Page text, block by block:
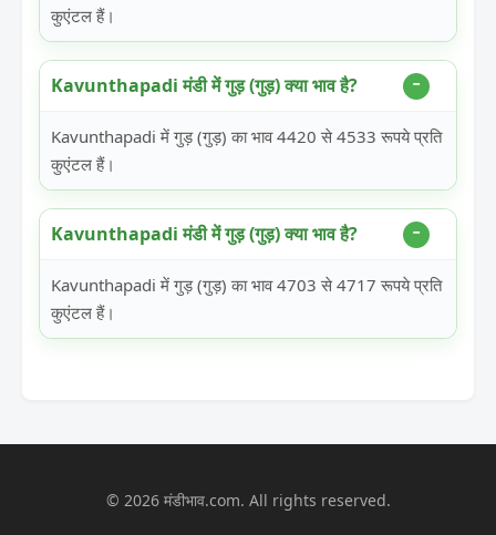
कुएंटल हैं।
Kavunthapadi मंडी में गुड़ (गुड़) क्या भाव है?
Kavunthapadi में गुड़ (गुड़) का भाव 4420 से 4533 रूपये प्रति
कुएंटल हैं।
Kavunthapadi मंडी में गुड़ (गुड़) क्या भाव है?
Kavunthapadi में गुड़ (गुड़) का भाव 4703 से 4717 रूपये प्रति
कुएंटल हैं।
© 2026 मंडीभाव.com. All rights reserved.